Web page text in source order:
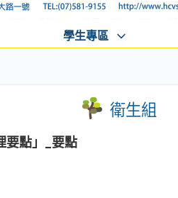
學生專區
衛生組
要點」_要點